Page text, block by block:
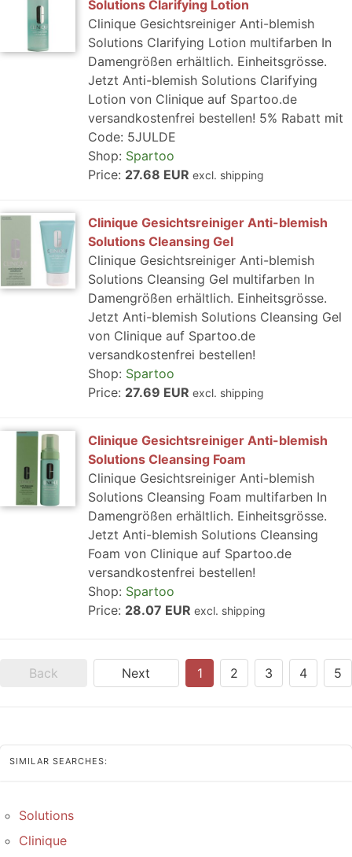
Solutions Clarifying Lotion
Clinique Gesichtsreiniger Anti-blemish
Solutions Clarifying Lotion multifarben In
Damengrößen erhältlich. Einheitsgrösse.
Jetzt Anti-blemish Solutions Clarifying
Lotion von Clinique auf Spartoo.de
versandkostenfrei bestellen! 5% Rabatt mit
Code: 5JULDE
Shop: Spartoo
Price: 27.68 EUR excl. shipping
Clinique Gesichtsreiniger Anti-blemish
Solutions Cleansing Gel
Clinique Gesichtsreiniger Anti-blemish
Solutions Cleansing Gel multifarben In
Damengrößen erhältlich. Einheitsgrösse.
Jetzt Anti-blemish Solutions Cleansing Gel
von Clinique auf Spartoo.de
versandkostenfrei bestellen!
Shop: Spartoo
Price: 27.69 EUR excl. shipping
Clinique Gesichtsreiniger Anti-blemish
Solutions Cleansing Foam
Clinique Gesichtsreiniger Anti-blemish
Solutions Cleansing Foam multifarben In
Damengrößen erhältlich. Einheitsgrösse.
Jetzt Anti-blemish Solutions Cleansing
Foam von Clinique auf Spartoo.de
versandkostenfrei bestellen!
Shop: Spartoo
Price: 28.07 EUR excl. shipping
Back Next 1 2 3 4 5
SIMILAR SEARCHES:
Solutions
Clinique